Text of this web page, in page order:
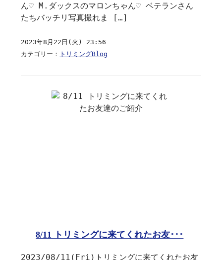
ん♡ M.ダックスのマロンちゃん♡ ベテランさん
たちバッチリ写真撮れま […]
2023年8月22日(火) 23:56
カテゴリー： トリミングBlog
8/11 トリミングに来てくれたお友･･･
2023/08/11(Fri)トリミングに来てくれたお友